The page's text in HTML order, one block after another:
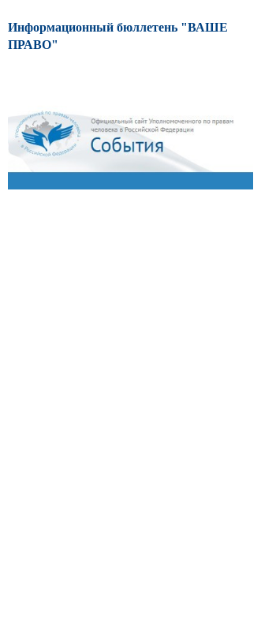
Информационный бюллетень "ВАШЕ
ПРАВО"